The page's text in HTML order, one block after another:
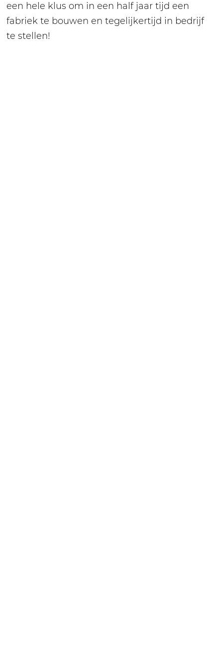
een hele klus om in een half jaar tijd een
fabriek te bouwen en tegelijkertijd in bedrijf
te stellen!